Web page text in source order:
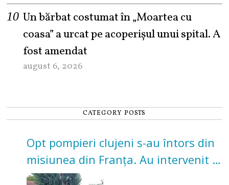
Un bărbat costumat în „Moartea cu
coasa” a urcat pe acoperișul unui spital. A
fost amendat
august 6, 2026
CATEGORY POSTS
Opt pompieri clujeni s-au întors din
misiunea din Franța. Au intervenit la
incendii de vegetație și pădure